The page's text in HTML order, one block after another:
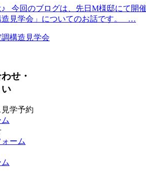
♪ 今回のブログは、先日M様邸にて開
造見学会」についてのお話です。 …
構造見学会
せ・
ーム